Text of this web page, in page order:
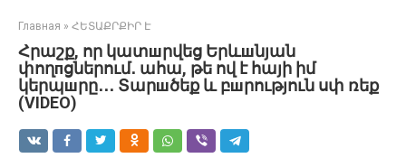
Главная » ՀԵՏԱՔՐՔԻՐ Է
Հրաշք, որ կատшրվեց Երևшնյան
փողпցներում․ ահա, թե ով է հայի իմ
կերպшրը․․․ Տարшծեք և բшրություն սփ ռեք
(VIDEO)